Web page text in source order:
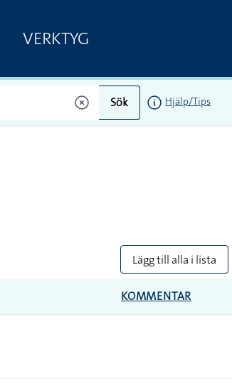
VERKTYG
Sök Hjälp/Tips
Lägg till alla i lista
KOMMENTAR